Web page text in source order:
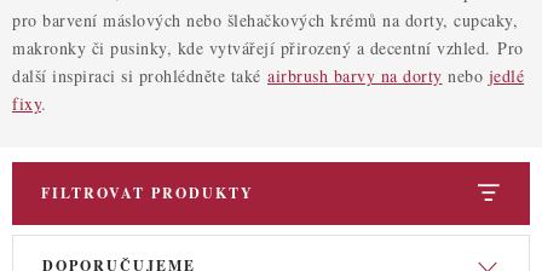
DEKORACE
PRO OSLAVY
pro barvení máslových nebo šlehačkových krémů na dorty, cupcaky,
makronky či pusinky, kde vytvářejí přirozený a decentní vzhled. Pro
další inspiraci si prohlédněte také airbrush barvy na dorty nebo jedlé
fixy.
FILTROVAT PRODUKTY
V
Ř DOPORUČUJEME